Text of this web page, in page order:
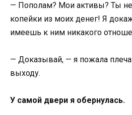
— Пополам? Мои активы? Ты
копейки из моих денег! Я
имеешь к ним никакого
— Доказывай, — я пожала
выходу.
У самой двери я обернулась.